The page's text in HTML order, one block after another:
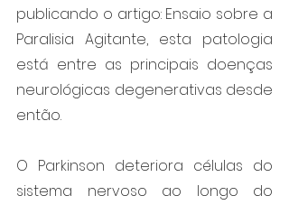
publicando o artigo: Ensaio sobre a
Paralisia Agitante, esta patologia
está entre as principais doenças
neurológicas degenerativas desde
então.
O Parkinson deteriora células do
sistema nervoso ao longo do